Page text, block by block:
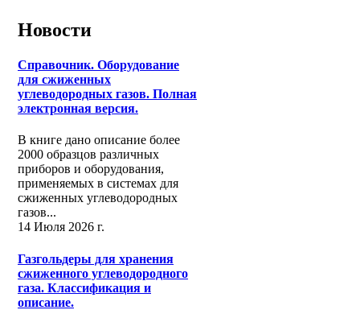
Новости
Справочник. Оборудование
для сжиженных
углеводородных газов. Полная
электронная версия.
В книге дано описание более
2000 образцов различных
приборов и оборудования,
применяемых в системах для
сжиженных углеводородных
газов...
14 Июля 2026 г.
Газгольдеры для хранения
сжиженного углеводородного
газа. Классификация и
описание.